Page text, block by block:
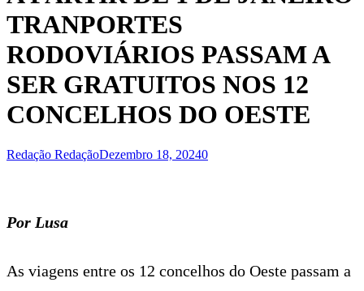
TRANPORTES
RODOVIÁRIOS PASSAM A
SER GRATUITOS NOS 12
CONCELHOS DO OESTE
Redação RedaçãoDezembro 18, 20240
Por Lusa
As viagens entre os 12 concelhos do Oeste passam a